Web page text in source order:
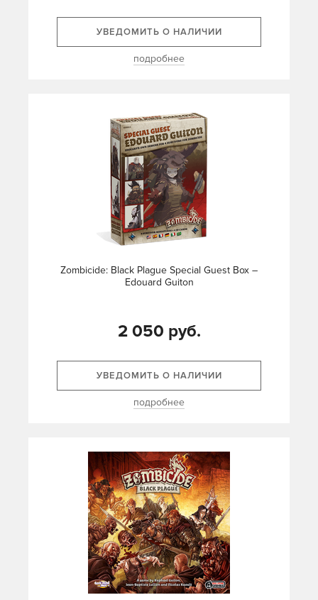
УВЕДОМИТЬ О НАЛИЧИИ
подробнее
Zombicide: Black Plague Special Guest Box –
Edouard Guiton
2 050 руб.
УВЕДОМИТЬ О НАЛИЧИИ
подробнее